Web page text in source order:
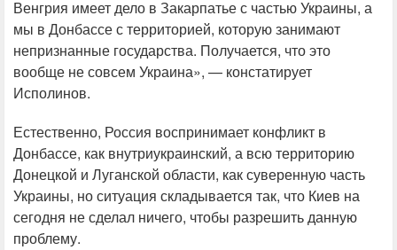
Венгрия имеет дело в Закарпатье с частью Украины, а
мы в Донбассе с территорией, которую занимают
непризнанные государства. Получается, что это
вообще не совсем Украина», — констатирует
Исполинов.
Естественно, Россия воспринимает конфликт в
Донбассе, как внутриукраинский, а всю территорию
Донецкой и Луганской области, как суверенную часть
Украины, но ситуация складывается так, что Киев на
сегодня не сделал ничего, чтобы разрешить данную
проблему.